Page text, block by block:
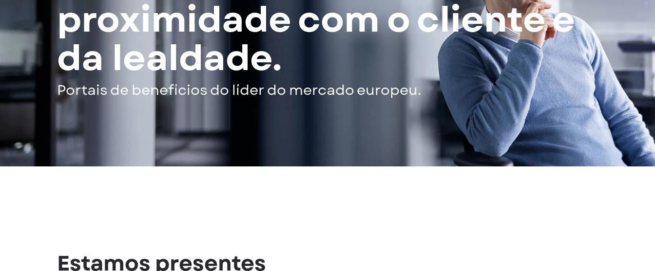
proximidade com o cliente e
da lealdade.
Portais de benefícios do líder do mercado europeu.
Estamos presentes